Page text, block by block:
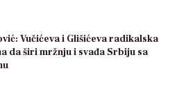
Vučićeva i Glišićeva radikalska
da širi mržnju i svađa Srbiju sa